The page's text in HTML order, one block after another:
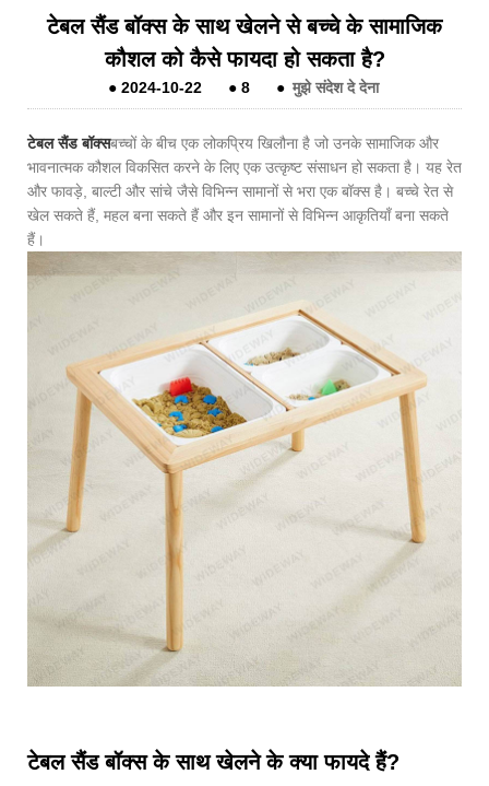
टेबल सैंड बॉक्स के साथ खेलने से बच्चे के सामाजिक
कौशल को कैसे फायदा हो सकता है?
● 2024-10-22 ● 8 ● मुझे संदेश दे देना
टेबल सैंड बॉक्सबच्चों के बीच एक लोकप्रिय खिलौना है जो उनके सामाजिक और
भावनात्मक कौशल विकसित करने के लिए एक उत्कृष्ट संसाधन हो सकता है। यह रेत
और फावड़े, बाल्टी और सांचे जैसे विभिन्न सामानों से भरा एक बॉक्स है। बच्चे रेत से
खेल सकते हैं, महल बना सकते हैं और इन सामानों से विभिन्न आकृतियाँ बना सकते
हैं।
टेबल सैंड बॉक्स के साथ खेलने के क्या फायदे हैं?